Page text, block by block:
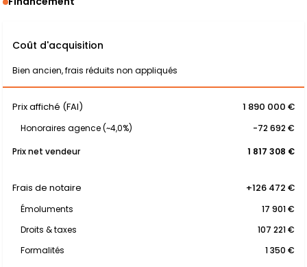
Coût d'acquisition
Bien ancien, frais réduits non appliqués
Prix affiché (FAI) 1 890 000 €
Honoraires agence (~4,0%)
-72 692 €
Prix net vendeur
1 817 308 €
Frais de notaire +126 472 €
Émoluments
17 901 €
Droits & taxes
107 221 €
Formalités
1 350 €